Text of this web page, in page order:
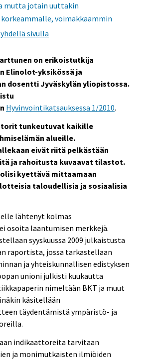
mutta jotain uuttakin
voimakkaammin
yhdellä sivulla
on erikoistutkija
Elinolot-yksikössä ja
dosentti Jyväskylän yliopistossa.
Hyvinvointikatsauksessa 1/2010.
tunkeutuvat kaikille
alueille.
eivät riitä pelkästään
ja rahoitusta kuvaavat tilastot.
kyettävä mittaamaan
taloudellisia ja sosiaalisia
lähtenyt kolmas
osoita laantumisen merkkejä.
syyskuussa 2009 julkaistusta
raportista, jossa tarkastellaan
ja yhteiskunnallisen edistyksen
unioni julkisti kuukautta
nimeltään BKT ja muut
käsitellään
täydentämistä ympäristö- ja
indikaattoreita tarvitaan
ja monimutkaisten ilmiöiden